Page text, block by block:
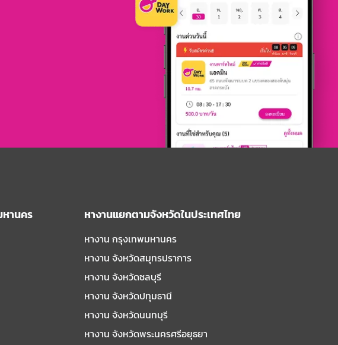
านคร หางานแยกตามจังหวัดในประเทศไทย
หางาน กรุงเทพมหานคร
หางาน จังหวัดสมุทรปราการ
หางาน จังหวัดชลบุรี
หางาน จังหวัดปทุมธานี
หางาน จังหวัดนนทบุรี
หางาน จังหวัดพระนครศรีอยุธยา